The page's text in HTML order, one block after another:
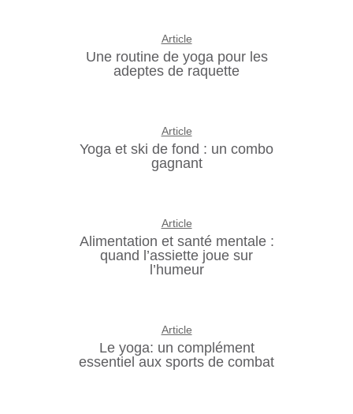
Article
Une routine de yoga pour les
adeptes de raquette
Article
Yoga et ski de fond : un combo
gagnant
Article
Alimentation et santé mentale :
quand l’assiette joue sur
l’humeur
Article
Le yoga: un complément
essentiel aux sports de combat